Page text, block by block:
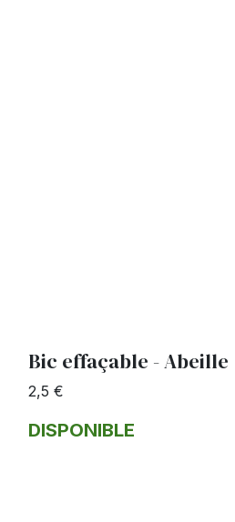
Bic effaçable - Abeille
2,5 €
DISPONIBLE